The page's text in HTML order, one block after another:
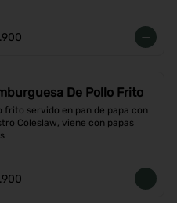
De Pollo Frito
frito servido en pan de papa con
Coleslaw, viene con papas